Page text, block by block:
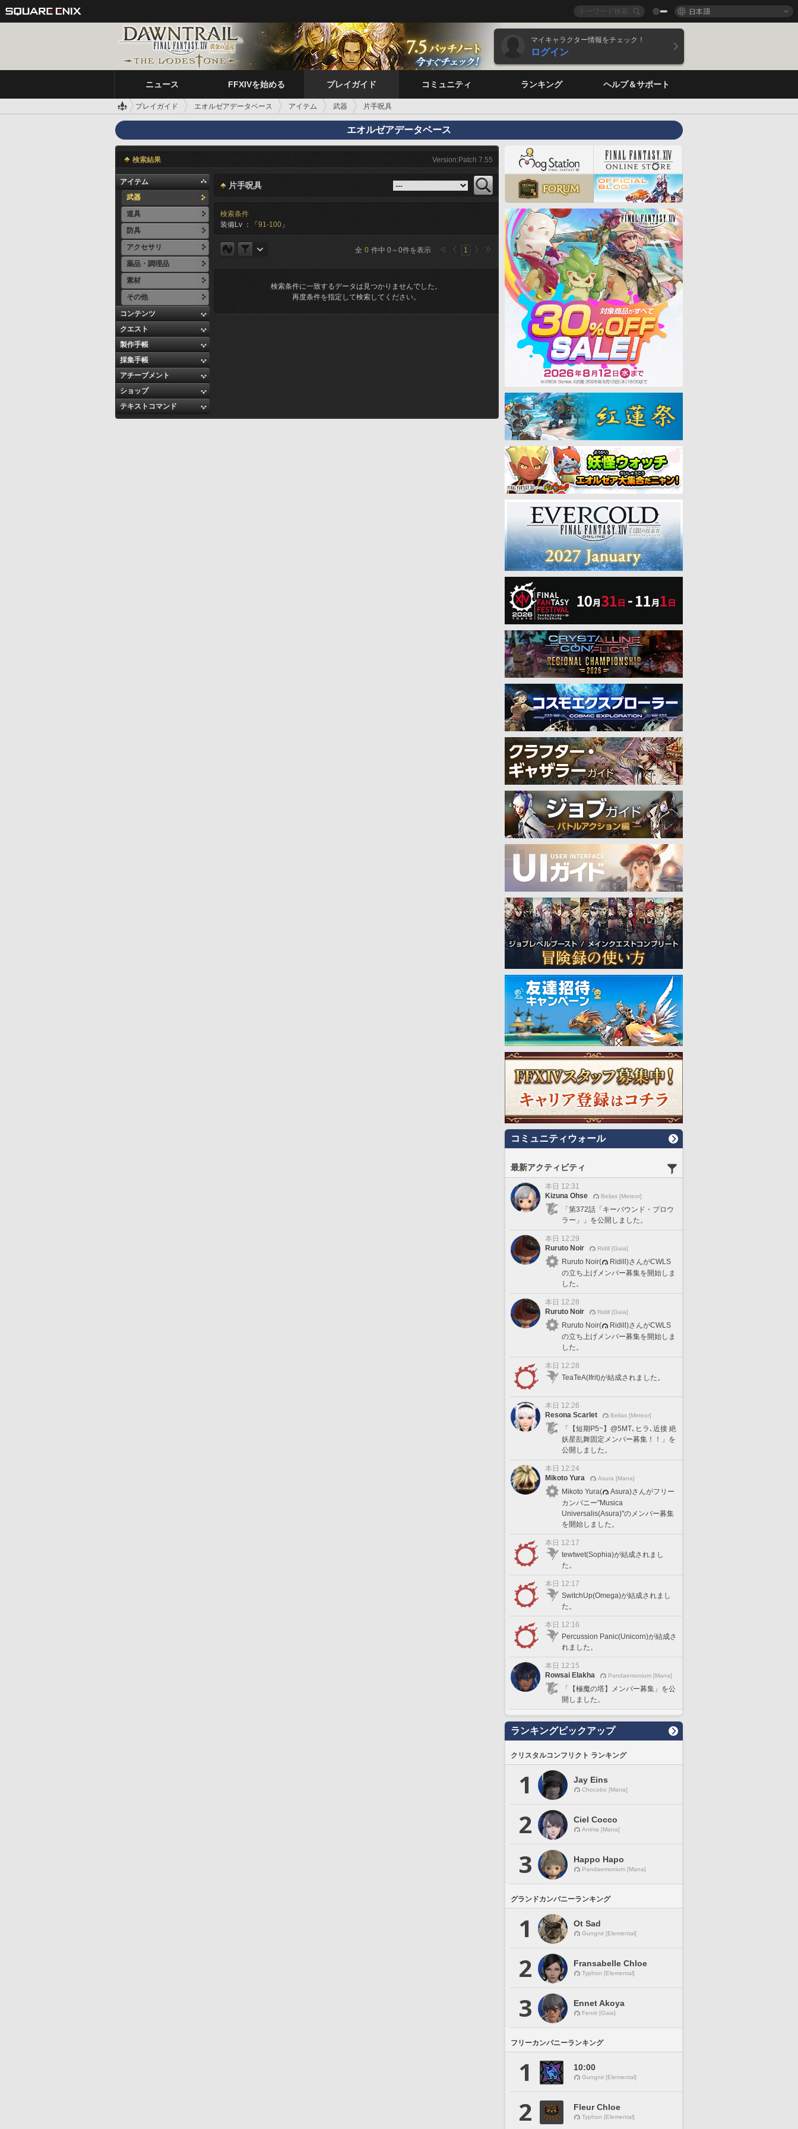
日本語
マイキャラクター情報をチェック！
ログイン
ニュース FFXIVを始める プレイガイド コミュニティ ランキング ヘルプ＆サポート
プレイガイド エオルゼアデータベース アイテム 武器 片手呪具
エオルゼアデータベース
検索結果 Version:Patch 7.55
アイテム
武器
道具
防具
アクセサリ
薬品・調理品
素材
その他
コンテンツ
クエスト
製作手帳
採集手帳
アチーブメント
ショップ
テキストコマンド
片手呪具
検索条件
装備Lv ：「 91-100 」
全 0 件中 0～0件を表示 1
検索条件に一致するデータは見つかりませんでした。
再度条件を指定して検索してください。
コミュニティウォール
最新アクティビティ
本日 12:31
Kizuna Ohse
Belias [Meteor]
「第372話「キーバウンド・ブロウ
ラー」」を公開しました。
本日 12:29
Ruruto Noir
Ridill [Gaia]
Ruruto Noir(
Ridill)さんがCWLS
の立ち上げメンバー募集を開始しま
した。
本日 12:28
Ruruto Noir
Ridill [Gaia]
Ruruto Noir(
Ridill)さんがCWLS
の立ち上げメンバー募集を開始しま
した。
本日 12:28
TeaTeA(Ifrit)が結成されました。
本日 12:26
Resona Scarlet
Belias [Meteor]
「【短期P5~】@5MT､ヒラ､近接 絶
妖星乱舞固定メンバー募集！！」を
公開しました。
本日 12:24
Mikoto Yura
Asura [Mana]
Mikoto Yura(
Asura)さんがフリー
カンパニー"Musica
Universalis(Asura)"のメンバー募集
を開始しました。
本日 12:17
tewtwet(Sophia)が結成されまし
た。
本日 12:17
SwitchUp(Omega)が結成されまし
た。
本日 12:16
Percussion Panic(Unicorn)が結成さ
れました。
本日 12:15
Rowsai Elakha
Pandaemonium [Mana]
「【極魔の塔】メンバー募集」を公
開しました。
ランキングピックアップ
クリスタルコンフリクト ランキング
1 Jay Eins
Chocobo [Mana]
2 Ciel Cocco
Anima [Mana]
3 Happo Hapo
Pandaemonium [Mana]
グランドカンパニーランキング
1 Ot Sad
Gungnir [Elemental]
2 Fransabelle Chloe
Typhon [Elemental]
3 Ennet Akoya
Fenrir [Gaia]
フリーカンパニーランキング
1 10:00
Gungnir [Elemental]
2 Fleur Chloe
Typhon [Elemental]